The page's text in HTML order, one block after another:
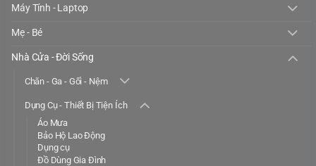
Máy Tính - Laptop
Mẹ - Bé
Nhà Cửa - Đời Sống
Chăn - Ga - Gối - Nệm
Dụng Cụ - Thiết Bị Tiện Ích
Áo Mưa
Bảo Hộ Lao Động
Dụng cụ
Đồ Dùng Gia Đình